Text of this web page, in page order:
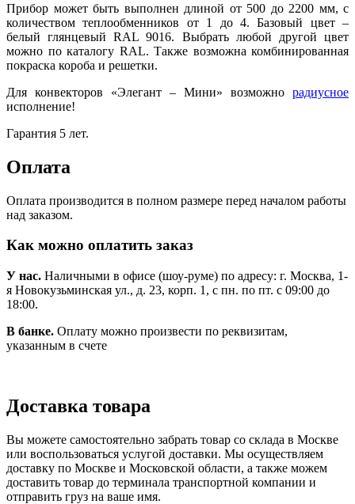
Прибор может быть выполнен длиной от 500 до 2200 мм, с
количеством теплообменников от 1 до 4. Базовый цвет –
белый глянцевый RAL 9016. Выбрать любой другой цвет
можно по каталогу RAL. Также возможна комбинированная
покраска короба и решетки.
Для конвекторов «Элегант – Мини» возможно радиусное
исполнение!
Гарантия 5 лет.
Оплата
Оплата производится в полном размере перед началом работы
над заказом.
Как можно оплатить заказ
У нас. Наличными в офисе (шоу-руме) по адресу: г. Москва, 1-
я Новокузьминская ул., д. 23, корп. 1, с пн. по пт. с 09:00 до
18:00.
В банке. Оплату можно произвести по реквизитам,
указанным в счете
Доставка товара
Вы можете самостоятельно забрать товар со склада в Москве
или воспользоваться услугой доставки. Мы осуществляем
доставку по Москве и Московской области, а также можем
доставить товар до терминала транспортной компании и
отправить груз на ваше имя.